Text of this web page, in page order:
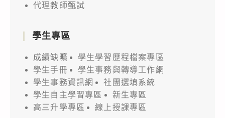
代理教師甄試
學生專區
成績缺曠
學生學習歷程檔案專區
學生手冊
學生事務與轉導工作網
學生事務資訊網
社團選填系統
學生自主學習專區
新生專區
高三升學專區
線上授課專區